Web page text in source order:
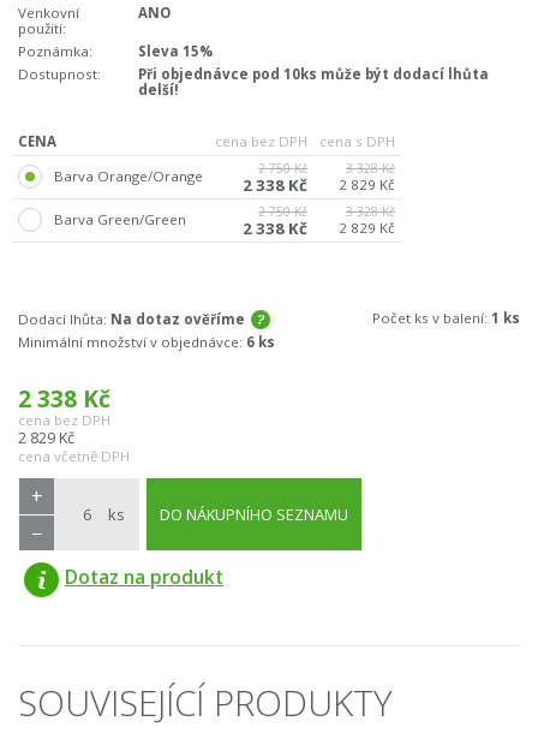
Venkovní
použití:
ANO
Poznámka:
Sleva 15%
Dostupnost:
Při objednávce pod 10ks může být dodací lhůta
delší!
CENA cena bez DPH
cena s DPH
Barva Orange/Orange
2 750 Kč
2 338 Kč
3 328 Kč
2 829 Kč
Barva Green/Green
2 750 Kč
2 338 Kč
3 328 Kč
2 829 Kč
Dodací lhůta: Na dotaz ověříme Počet ks v balení: 1 ks
Minimální množství v objednávce: 6 ks
2 338 Kč
cena bez DPH
2 829 Kč
cena včetně DPH
ks
+
−
DO NÁKUPNÍHO SEZNAMU
Dotaz na produkt
SOUVISEJÍCÍ PRODUKTY